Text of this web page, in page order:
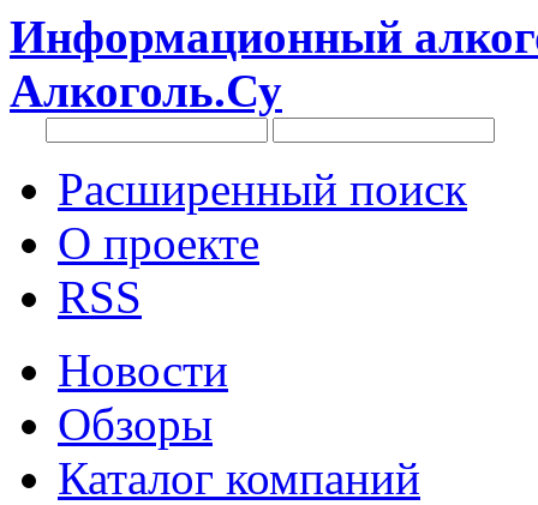
Информационный
Алкоголь.Су
Расширенный поиск
О проекте
RSS
Новости
Обзоры
Каталог компаний